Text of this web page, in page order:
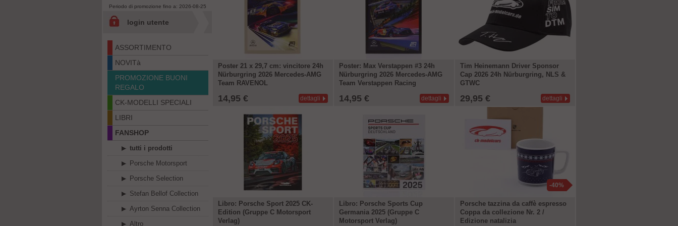
Periodo di promozione fino a: 2026-08-25
login utente
ASSORTIMENTO
NOVITà
PROMOZIONE BUONI
REGALO
CK-MODELLI SPECIALI
LIBRI
FANSHOP
tutti i prodotti
Porsche Motorsport
Porsche Selection
Stefan Bellof Collection
Ayrton Senna Collection
Altro
Poster 21 x 29,7 cm: vincitore 24h
Nürburgring 2026 Mercedes-AMG
Team RAVENOL
14,95 € dettagli
Poster: Max Verstappen #3 24h
Nürburgring 2026 Mercedes-AMG
Team Verstappen Racing
14,95 € dettagli
Tim Heinemann Driver Sponsor
Cap 2026 24h Nürburgring, NLS &
GTWC
29,95 € dettagli
Libro: Porsche Sport 2025 CK-
Edition (Gruppe C Motorsport
Verlag)
Libro: Porsche Sports Cup
Germania 2025 (Gruppe C
Motorsport Verlag)
-40%
Porsche tazzina da caffè espresso
Coppa da collezione Nr. 2 /
Edizione natalizia